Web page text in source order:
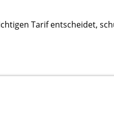
Tarif entscheidet,